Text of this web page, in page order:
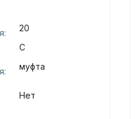
20
С
муфта
Нет